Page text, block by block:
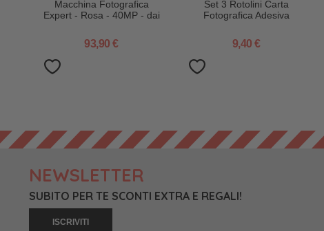
Macchina Fotografica
Expert - Rosa - 40MP - dai
93,90 €
Set 3 Rotolini Carta
Fotografica Adesiva
Fotografica Artist - 220
Foto!
9,40 €
NEWSLETTER
SUBITO PER TE SCONTI EXTRA E REGALI!
ISCRIVITI